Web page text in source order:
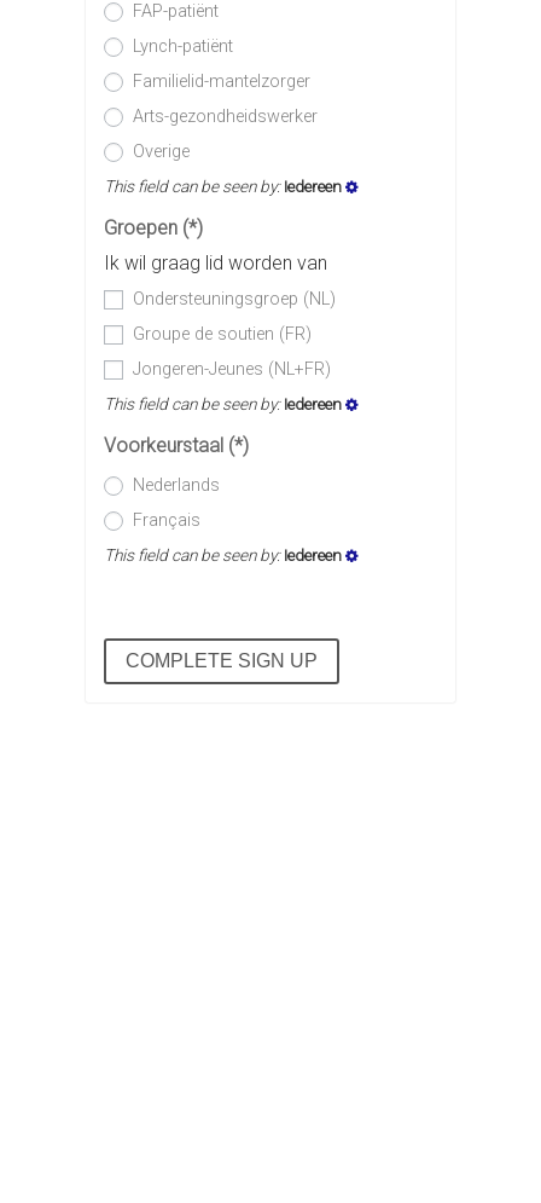
FAP-patiënt
Lynch-patiënt
Familielid-mantelzorger
Arts-gezondheidswerker
Overige
This field can be seen by:Iedereen
Groepen (*)
Ik wil graag lid worden van
Ondersteuningsgroep (NL)
Groupe de soutien (FR)
Jongeren-Jeunes (NL+FR)
This field can be seen by:Iedereen
Voorkeurstaal (*)
Nederlands
Français
This field can be seen by:Iedereen